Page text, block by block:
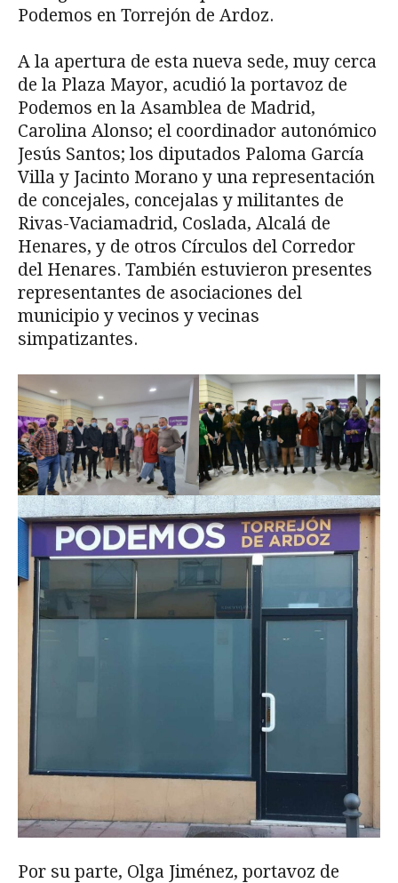
Podemos en Torrejón de Ardoz.
A la apertura de esta nueva sede, muy cerca
de la Plaza Mayor, acudió la portavoz de
Podemos en la Asamblea de Madrid,
Carolina Alonso; el coordinador autonómico
Jesús Santos; los diputados Paloma García
Villa y Jacinto Morano y una representación
de concejales, concejalas y militantes de
Rivas-Vaciamadrid, Coslada, Alcalá de
Henares, y de otros Círculos del Corredor
del Henares. También estuvieron presentes
representantes de asociaciones del
municipio y vecinos y vecinas
simpatizantes.
Por su parte, Olga Jiménez, portavoz de